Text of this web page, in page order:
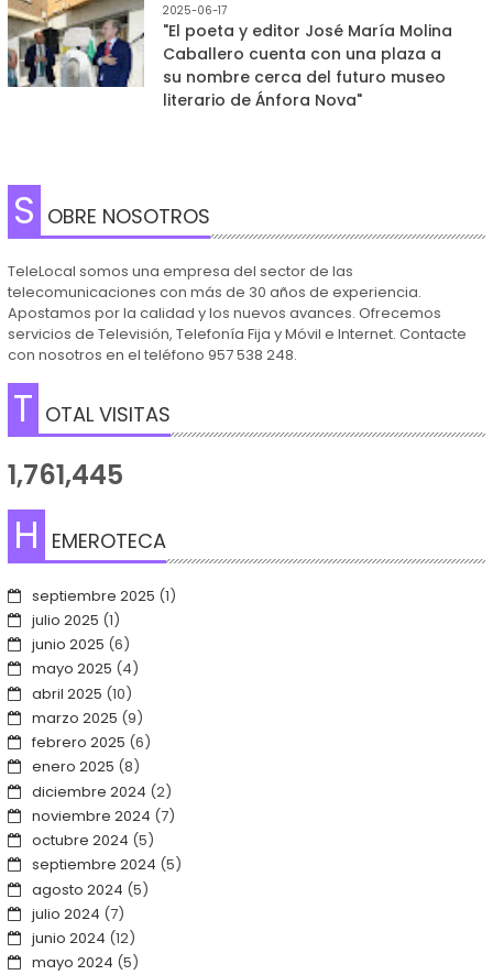
2025-06-17
"El poeta y editor José María Molina
Caballero cuenta con una plaza a
su nombre cerca del futuro museo
literario de Ánfora Nova"
S OBRE NOSOTROS
TeleLocal somos una empresa del sector de las
telecomunicaciones con más de 30 años de experiencia.
Apostamos por la calidad y los nuevos avances. Ofrecemos
servicios de Televisión, Telefonía Fija y Móvil e Internet. Contacte
con nosotros en el teléfono 957 538 248.
T OTAL VISITAS
1,761,445
H EMEROTECA
septiembre 2025 (1)
julio 2025 (1)
junio 2025 (6)
mayo 2025 (4)
abril 2025 (10)
marzo 2025 (9)
febrero 2025 (6)
enero 2025 (8)
diciembre 2024 (2)
noviembre 2024 (7)
octubre 2024 (5)
septiembre 2024 (5)
agosto 2024 (5)
julio 2024 (7)
junio 2024 (12)
mayo 2024 (5)